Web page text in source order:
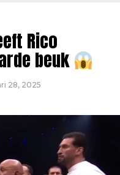
Rico
beuk
28, 2025